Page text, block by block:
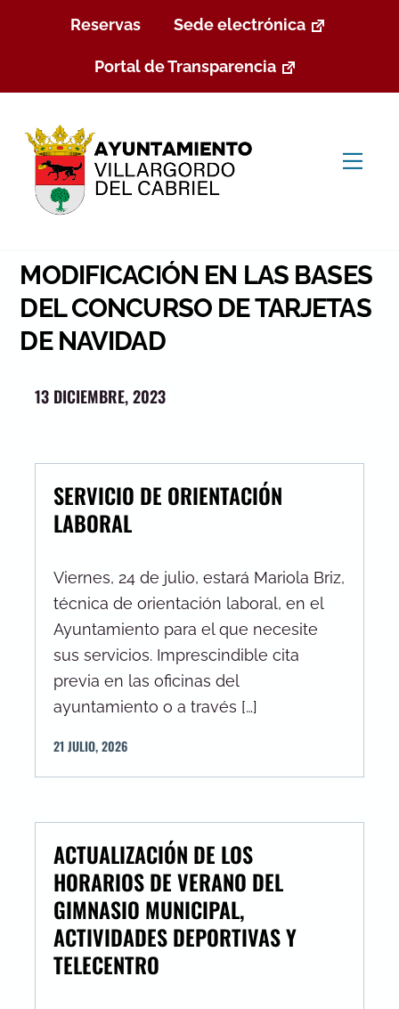
Reservas Sede electrónica
Portal de Transparencia
MODIFICACIÓN EN LAS BASES
DEL CONCURSO DE TARJETAS
DE NAVIDAD
13 DICIEMBRE, 2023
SERVICIO DE ORIENTACIÓN
LABORAL
Viernes, 24 de julio, estará Mariola Briz,
técnica de orientación laboral, en el
Ayuntamiento para el que necesite
sus servicios. Imprescindible cita
previa en las oficinas del
ayuntamiento o a través […]
21 JULIO,2026
ACTUALIZACIÓN DE LOS
HORARIOS DE VERANO DEL
GIMNASIO MUNICIPAL,
ACTIVIDADES DEPORTIVAS Y
TELECENTRO